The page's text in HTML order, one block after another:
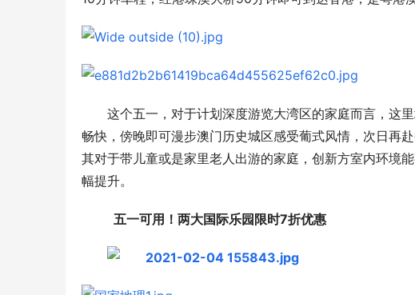
这个五一，对于计划深度游览大湾区的家庭而言，这
畅快，傍晚即可漫步澳门历史城区感受葡式风情，次日再
其对于带儿童或是家里老人出游的家庭，创新方室内环境
幅提升。
五一可用！两大国际乐园 限时7折优惠